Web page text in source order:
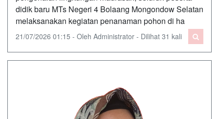
didik baru MTs Negeri 4 Bolaang Mongondow Selatan
melaksanakan kegiatan penanaman pohon di ha
21/07/2026 01:15 - Oleh Administrator - Dilihat 31 kali